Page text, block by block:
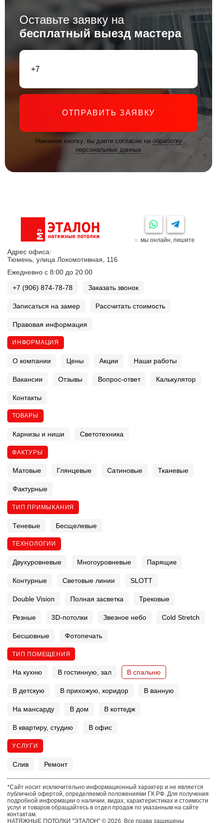
Оставьте заявку на
бесплатный выезд мастера
ОТПРАВИТЬ ЗАЯВКУ
Нажимая кнопку, вы даете согласие на обработку
персональных данных
мы онлайн, пишите
Адрес офиса:
Тюмень, улица Локомотивная, 116
Ежедневно с 8:00 до 20:00
+7 (906) 874-78-78
Заказать звонок
Записаться на замер Рассчитать стоимость
Правовая информация
ИНФОРМАЦИЯ
О компании Цены Акции Наши работы
Вакансии Отзывы Вопрос-ответ Калькулятор
Контакты
ТОВАРЫ
Карнизы и ниши Светотехника
ФАКТУРЫ
Матовые Глянцевые Сатиновые Тканевые
Фактурные
ТИП ПРИМЫКАНИЯ
Теневые Бесщелевые
ТЕХНОЛОГИИ
Двухуровневые Многоуровневые Парящие
Контурные Световые линии SLOTT
Double Vision Полная засветка Трековые
Резные 3D-потолки Звезное небо Cold Stretch
Бесшовные Фотопечать
ТИП ПОМЕЩЕНИЯ
На кухню В гостинную, зал В спальню
В детскую В прихожую, коридор В ванную
На мансарду В дом В коттедж
В квартиру, студию В офис
УСЛУГИ
Слив Ремонт
*Сайт носит исключительно информационный характер и не является
публичной офертой, определяемой положениями ГК РФ. Для получения
подробной информации о наличии, видах, характеристиках и стоимости
услуг и товаров обращайтесь в отдел продаж по указанным на сайте
контактам.
НАТЯЖНЫЕ ПОТОЛКИ "ЭТАЛОН" © 2026 Все права защищены